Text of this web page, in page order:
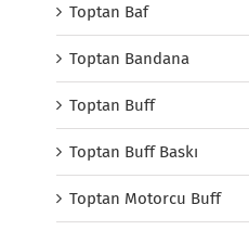
Toptan Baf
Toptan Bandana
Toptan Buff
Toptan Buff Baskı
Toptan Motorcu Buff